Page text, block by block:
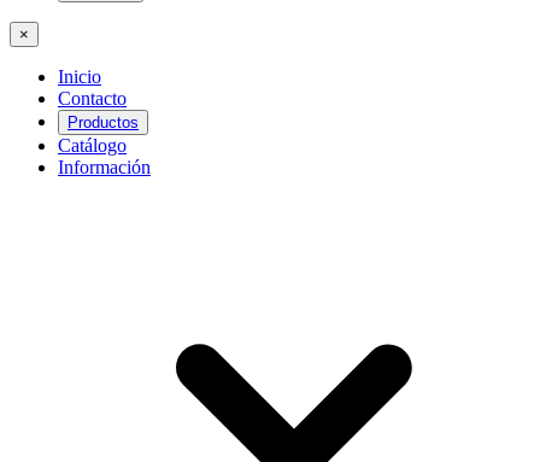
×
Inicio
Contacto
Productos
Catálogo
Información